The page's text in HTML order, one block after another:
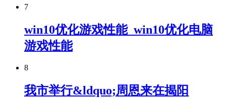
7
win10优化游戏性能_win10优化电脑
游戏性能
8
我市举行&ldquo;周恩来在揭阳